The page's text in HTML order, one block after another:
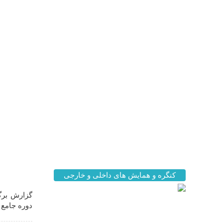
گزارش
دوره جامع
کنگره و همایش های داخلی و خارجی